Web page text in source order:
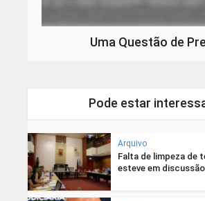
Uma Questão de
Pode estar
Arquivo
Falta de limpeza de
esteve em